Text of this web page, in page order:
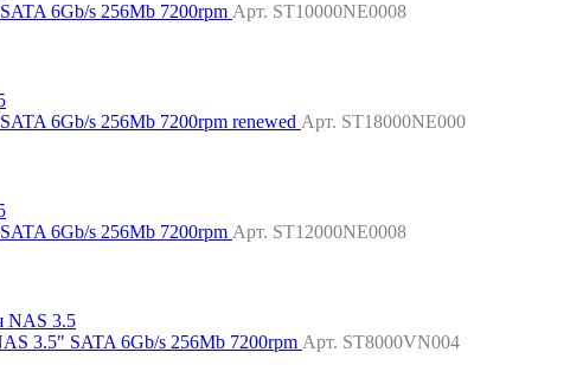
6Gb/s 256Mb 7200rpm Арт. ST10000NE0008
6Gb/s 256Mb 7200rpm renewed Арт. ST18000NE000
6Gb/s 256Mb 7200rpm Арт. ST12000NE0008
3.5" SATA 6Gb/s 256Mb 7200rpm Арт. ST8000VN004